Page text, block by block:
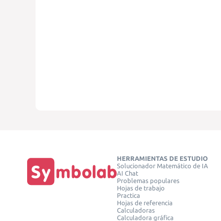
HERRAMIENTAS DE ESTUDIO
Solucionador Matemático de IA
AI Chat
Problemas populares
Hojas de trabajo
Practica
Hojas de referencia
Calculadoras
Calculadora gráfica